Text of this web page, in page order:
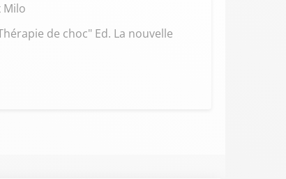
Milo
de choc" Ed. La nouvelle